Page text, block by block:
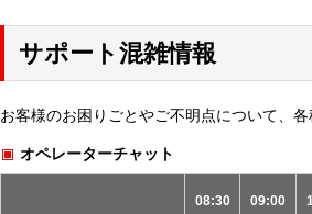
サポート混雑情報
お客様のお困りごとやご不明点について、
オペレーターチャット
08:30 09:00